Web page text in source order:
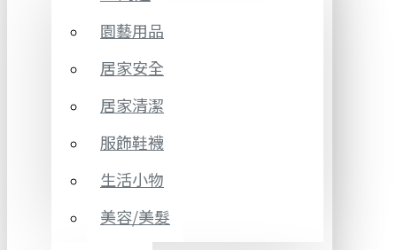
園藝用品
居家安全
居家清潔
服飾鞋襪
生活小物
美容/美髮